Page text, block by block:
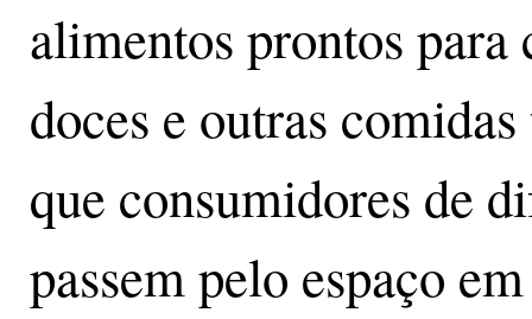
alimentos prontos
doces e outras
que consumidores de
passem pelo espaço